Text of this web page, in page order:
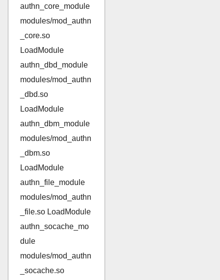
authn_core_module
modules/mod_authn
_core.so
LoadModule
authn_dbd_module
modules/mod_authn
_dbd.so
LoadModule
authn_dbm_module
modules/mod_authn
_dbm.so
LoadModule
authn_file_module
modules/mod_authn
_file.so LoadModule
authn_socache_mo
dule
modules/mod_authn
_socache.so